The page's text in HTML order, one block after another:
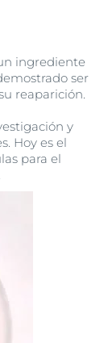
ingrediente
ser
reaparición.
y
Hoy es el
para el